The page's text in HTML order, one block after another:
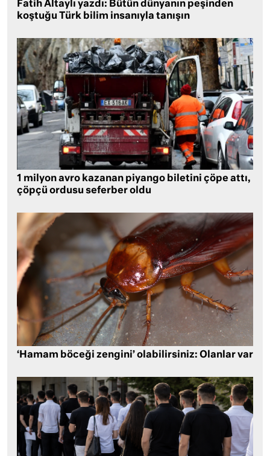
Fatih Altaylı yazdı: Bütün dünyanın peşinden
koştuğu Türk bilim insanıyla tanışın
1 milyon avro kazanan piyango biletini çöpe attı,
çöpçü ordusu seferber oldu
‘Hamam böceği zengini’ olabilirsiniz: Olanlar var